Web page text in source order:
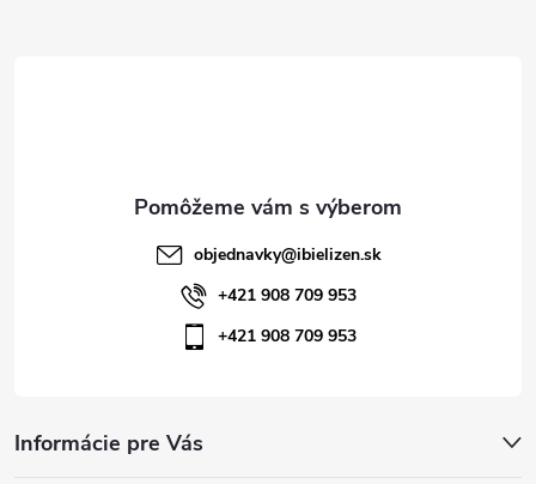
Informácie pre Vás
objednavky@ibielizen.sk
+421 908 709 953
+421 908 709 953